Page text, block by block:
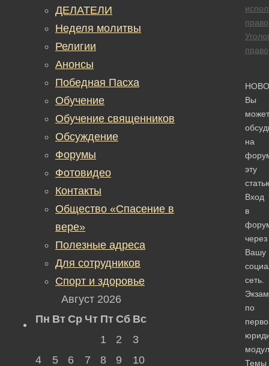
право
право
Вы
на
эту
Вход
в
через
Вашу
сеть.
по
Темы
ДЕЛАТЕЛИ
Неделя молитвы
Религии
Анонсы
Победная Пасха
Обучение
Обучение священников
Обсуждение
Форумы
Фотовидео
Контакты
Общество «Спасение в
вере»
Полезные адреса
Для сотрудников
Спорт и здоровье
Август 2026
Пн Вт Ср Чт Пт Сб Вс
1
2
3
4
5 6 7 8 9 10